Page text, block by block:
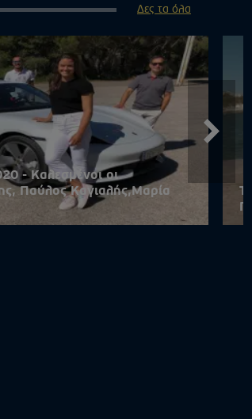
Δες τα όλα
- Καλεσμένοι οι
Παύλος Καγιαλής,Μαρία